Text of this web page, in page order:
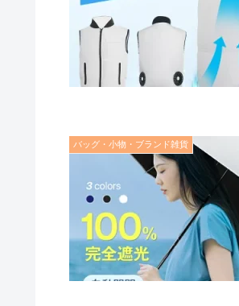
バッグ・小物・ブランド雑貨